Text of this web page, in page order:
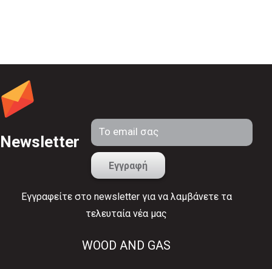
Newsletter
Εγγραφείτε στο newsletter για να λαμβάνετε τα
τελευταία νέα μας
WOOD AND GAS